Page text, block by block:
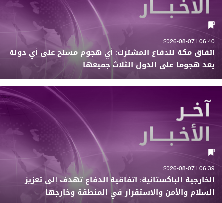
06:40 | 2026-08-07
اتفاق مكة للدفاع المشترك: أي هجوم مسلح على أي دولة
يعد هجوما على الدول الثلاث جميعها
06:39 | 2026-08-07
الخارجية الباكستانية: اتفاقية الدفاع تهدف إلى تعزيز
السلام والأمن والاستقرار في المنطقة وخارجها